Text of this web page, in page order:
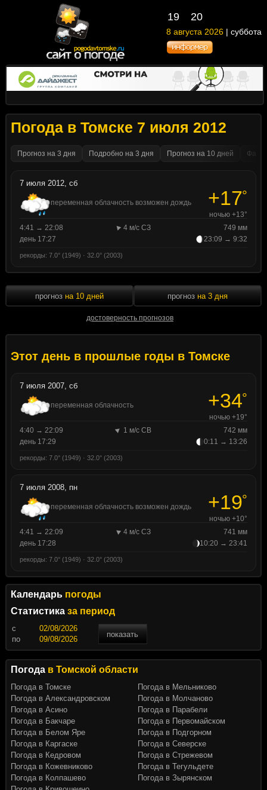
19 20
8 августа 2026 | суббота
Погода в Томске 7 июля 2012
Прогноз на 3 дня Подробно на 3 дня Прогноз на 10 дней
7 июля 2012, сб
переменная облачность возможен дождь +17°
ночью +13°
4:41 → 22:08
4 м/с СЗ
749 мм
день 17:27
23:09 → 9:32
рекорды: 7.0° (1949) · 32.0° (2003)
прогноз на 10 дней
достоверность прогнозов
прогноз на 3 дня
Этот день в прошлые годы в Томске
7 июля 2007, сб
переменная облачность +34°
ночью +19°
4:40 → 22:09
1 м/с СВ
742 мм
день 17:29
0:11 → 13:26
рекорды: 7.0° (1949) · 32.0° (2003)
7 июля 2008, пн
переменная облачность возможен дождь +19°
ночью +10°
4:41 → 22:09
4 м/с СЗ
741 мм
день 17:28
10:20 → 23:41
рекорды: 7.0° (1949) · 32.0° (2003)
Календарь погоды
Статистика за период
c
показать
по
Погода в Томской области
Погода в Томске
Погода в Александровском
Погода в Асино
Погода в Бакчаре
Погода в Белом Яре
Погода в Каргаске
Погода в Кедровом
Погода в Кожевниково
Погода в Колпашево
Погода в Мельниково
Погода в Молчаново
Погода в Парабели
Погода в Первомайском
Погода в Подгорном
Погода в Северске
Погода в Стрежевом
Погода в Тегульдете
Погода в Зырянском